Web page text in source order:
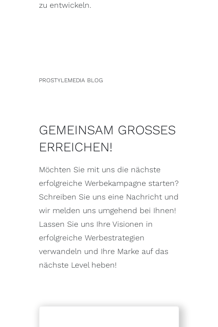
zu entwickeln.
PROSTYLEMEDIA BLOG
GEMEINSAM GROSSES E
RREICHEN!
Möchten Sie mit uns die nächste
erfolgreiche Werbekampagne starten?
Schreiben Sie uns eine Nachricht und
wir melden uns umgehend bei Ihnen!
Lassen Sie uns Ihre Visionen in
erfolgreiche Werbestrategien
verwandeln und Ihre Marke auf das
nächste Level heben!